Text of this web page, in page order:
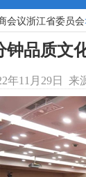
会议浙江省委员会
钟品质文
年11月29日